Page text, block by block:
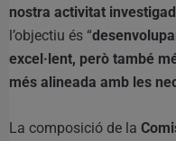
nostra activitat
l’objectiu és “
excel·lent, però també
més alineada amb les
La composició de la